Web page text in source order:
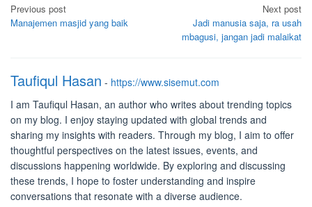
Post
navigation
Previous post
Manajemen masjid yang baik
Next post
Jadi manusia saja, ra usah
mbagusi, jangan jadi malaikat
Taufiqul Hasan - https://www.sisemut.com
I am Taufiqul Hasan, an author who writes about trending topics
on my blog. I enjoy staying updated with global trends and
sharing my insights with readers. Through my blog, I aim to offer
thoughtful perspectives on the latest issues, events, and
discussions happening worldwide. By exploring and discussing
these trends, I hope to foster understanding and inspire
conversations that resonate with a diverse audience.